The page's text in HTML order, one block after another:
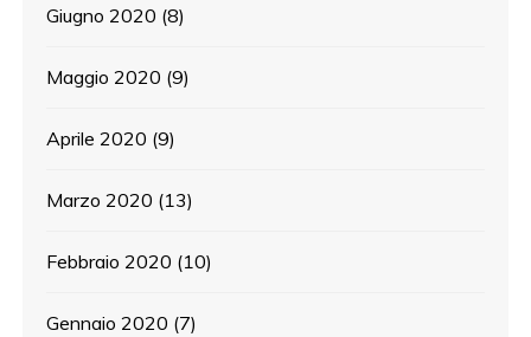
Giugno 2020 (8)
Maggio 2020 (9)
Aprile 2020 (9)
Marzo 2020 (13)
Febbraio 2020 (10)
Gennaio 2020 (7)